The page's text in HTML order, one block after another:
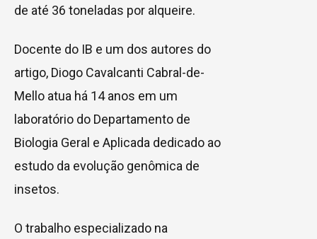
de até 36 toneladas por alqueire.
Docente do IB e um dos autores do
artigo, Diogo Cavalcanti Cabral-de-
Mello atua há 14 anos em um
laboratório do Departamento de
Biologia Geral e Aplicada dedicado ao
estudo da evolução genômica de
insetos.
O trabalho especializado na